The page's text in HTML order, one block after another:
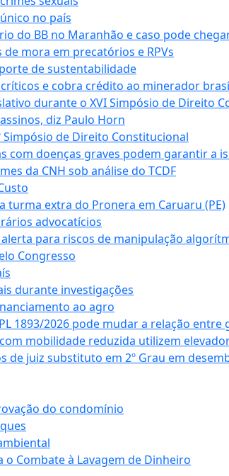
no país
do BB no Maranhão e caso pode chegar
mora em precatórios e RPVs
de sustentabilidade
e cobra crédito ao minerador
durante o XVI Simpósio de Direito
diz Paulo Horn
de Direito Constitucional
com doenças graves podem garantir a
da CNH sob análise do TCDF
extra do Pronera em Caruaru (PE)
advocatícios
para riscos de manipulação
Congresso
durante investigações
ao agro
1893/2026 pode mudar a relação
mobilidade reduzida utilizem
de juiz substituto em 2º Grau em
do condomínio
Combate à Lavagem de Dinheiro